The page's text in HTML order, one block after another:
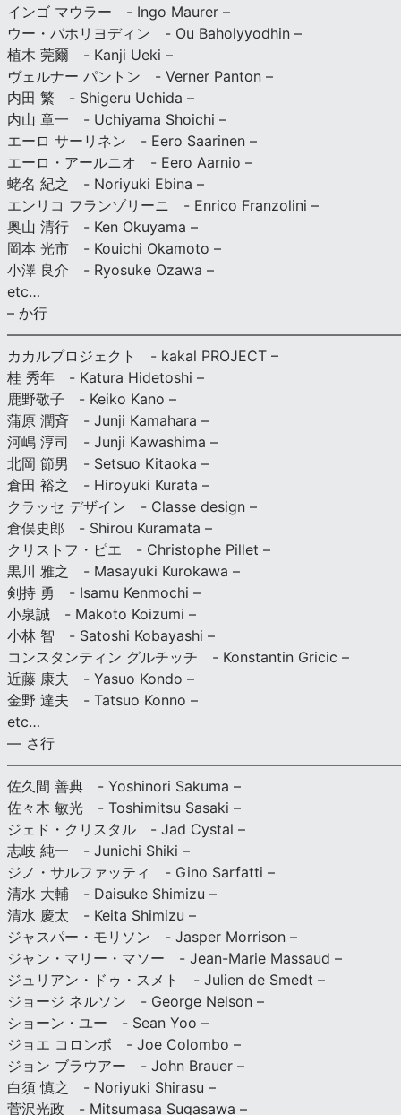
インゴ マウラー - Ingo Maurer –
ウー・バホリヨディン - Ou Baholyyodhin –
植木 莞爾 - Kanji Ueki –
ヴェルナー パントン - Verner Panton –
内田 繁 - Shigeru Uchida –
内山 章一 - Uchiyama Shoichi –
エーロ サーリネン - Eero Saarinen –
エーロ・アールニオ - Eero Aarnio –
蛯名 紀之 - Noriyuki Ebina –
エンリコ フランゾリーニ - Enrico Franzolini –
奥山 清行 - Ken Okuyama –
岡本 光市 - Kouichi Okamoto –
小澤 良介 - Ryosuke Ozawa –
etc…
– か行
カカルプロジェクト - kakal PROJECT –
桂 秀年 - Katura Hidetoshi –
鹿野敬子 - Keiko Kano –
蒲原 潤斉 - Junji Kamahara –
河嶋 淳司 - Junji Kawashima –
北岡 節男 - Setsuo Kitaoka –
倉田 裕之 - Hiroyuki Kurata –
クラッセ デザイン - Classe design –
倉俣史郎 - Shirou Kuramata –
クリストフ・ピエ - Christophe Pillet –
黒川 雅之 - Masayuki Kurokawa –
剣持 勇 - Isamu Kenmochi –
小泉誠 - Makoto Koizumi –
小林 智 - Satoshi Kobayashi –
コンスタンティン グルチッチ - Konstantin Gricic –
近藤 康夫 - Yasuo Kondo –
金野 達夫 - Tatsuo Konno –
etc…
— さ行
佐久間 善典 - Yoshinori Sakuma –
佐々木 敏光 - Toshimitsu Sasaki –
ジェド・クリスタル - Jad Cystal –
志岐 純一 - Junichi Shiki –
ジノ・サルファッティ - Gino Sarfatti –
清水 大輔 - Daisuke Shimizu –
清水 慶太 - Keita Shimizu –
ジャスパー・モリソン - Jasper Morrison –
ジャン・マリー・マソー - Jean-Marie Massaud –
ジュリアン・ドゥ・スメト - Julien de Smedt –
ジョージ ネルソン - George Nelson –
ショーン・ユー - Sean Yoo –
ジョエ コロンボ - Joe Colombo –
ジョン ブラウアー - John Brauer –
白須 慎之 - Noriyuki Shirasu –
菅沢光政 - Mitsumasa Sugasawa –